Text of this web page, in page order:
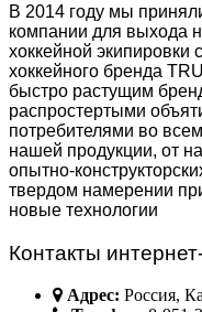
В 2014 году мы
компании для выхода
хоккейной экипировки
хоккейного бренда
быстро растущим
распростертыми
потребителями во
нашей продукции, от
опытно-
твердом намерении
новые технологии
Контакты
Адрес: Россия,